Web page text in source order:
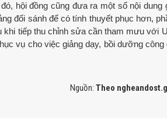
hội đồng cũng đưa ra một số nội dung
đối sánh để có tính thuyết phục hơn,
tiếp thu chỉnh sửa cần tham mưu với
vụ cho việc giảng dạy, bồi dưỡng công
Nguồn: Theo